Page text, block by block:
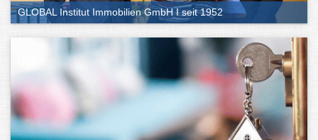
GLOBAL Institut Immobilien GmbH I seit 1952